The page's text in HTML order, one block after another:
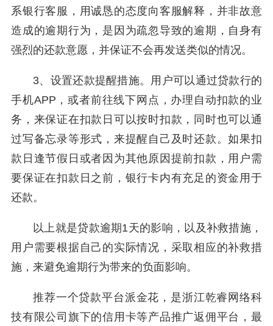
系银行客服，用诚恳的态度向客服解释，并非故意
造成的逾期行为，是因为疏忽导致的逾期，自身有
强烈的还款意愿，并保证不会再发送类似的情况。
3、设置还款提醒措施。用户可以通过贷款行的
手机APP，或者前往线下网点，办理自动扣款的业
务，来保证在扣款日可以按时扣款，同时也可以通
过写备忘录等形式，来提醒自己及时还款。如果扣
款日逢节假日或者因为其他原因提前扣款，用户需
要保证在扣款日之前，银行卡内有充足的资金用于
还款。
以上就是贷款逾期1天的影响，以及补救措施，
用户需要根据自己的实际情况，采取相应的补救措
施，来避免逾期行为带来的负面影响。
推荐一个贷款平台派金花，是浙江乾睿网络科
技有限公司旗下的信用卡等产品推广返佣平台，最